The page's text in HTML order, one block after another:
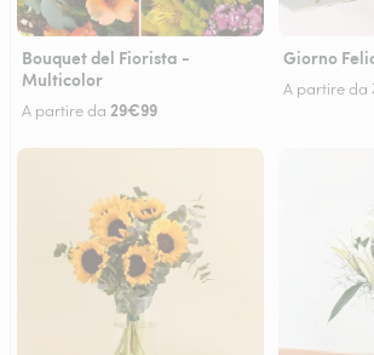
Bouquet del Fiorista -
Multicolor
A partire da 29€99
Giorno
A partire da